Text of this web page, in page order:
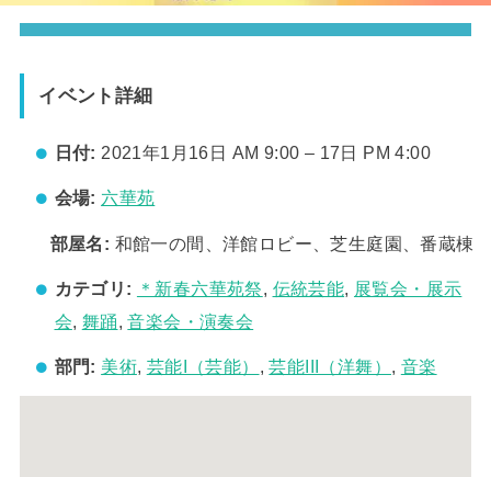
イベント詳細
日付: 2021年1月16日 AM 9:00 – 17日 PM 4:00
会場: 六華苑
部屋名: 和館一の間、洋館ロビー、芝生庭園、番蔵棟
カテゴリ: ＊新春六華苑祭, 伝統芸能, 展覧会・展示
会, 舞踊,音楽会・演奏会
部門: 美術, 芸能I（芸能） ,芸能III（洋舞） , 音楽